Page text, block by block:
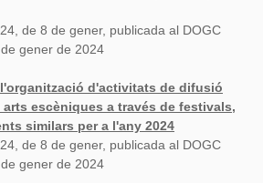
de 8 de gener, publicada al DOGC
gener de 2024
d'activitats de difusió
escèniques a través de festivals,
similars per a l'any 2024
de 8 de gener, publicada al DOGC
gener de 2024